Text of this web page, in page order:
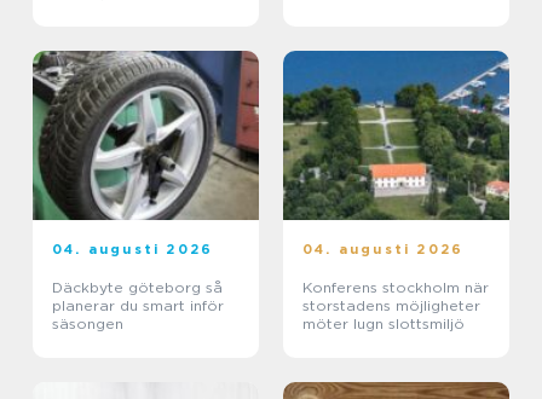
04. augusti 2026
Däckbyte göteborg så
planerar du smart inför
säsongen
04. augusti 2026
Konferens stockholm när
storstadens möjligheter
möter lugn slottsmiljö